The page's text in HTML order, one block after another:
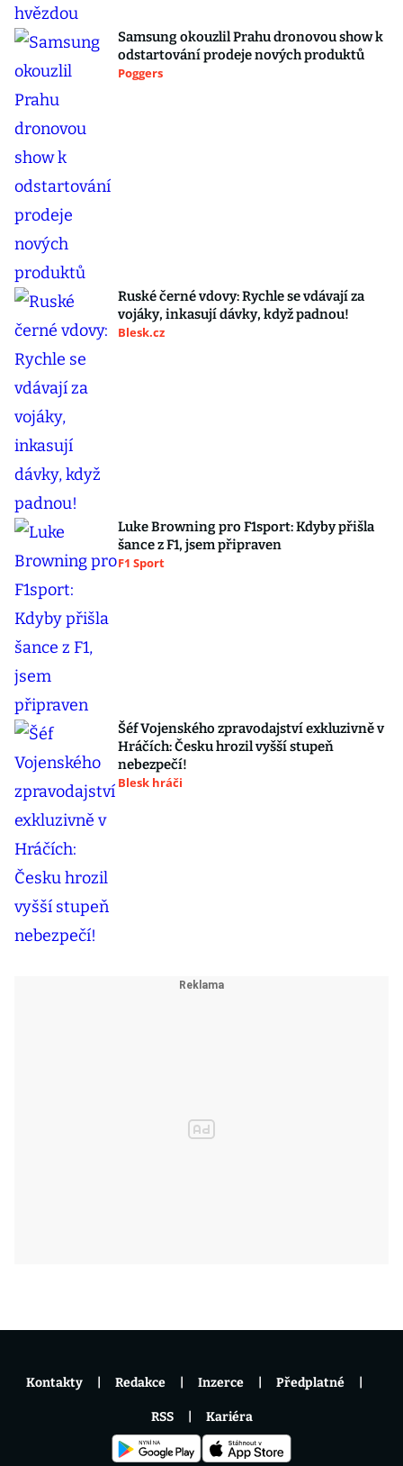
Samsung okouzlil Prahu dronovou show k
odstartování prodeje nových produktů
Poggers
Ruské černé vdovy: Rychle se vdávají za
vojáky, inkasují dávky, když padnou!
Blesk.cz
Luke Browning pro F1sport: Kdyby přišla
šance z F1, jsem připraven
F1 Sport
Šéf Vojenského zpravodajství exkluzivně v
Hráčích: Česku hrozil vyšší stupeň
nebezpečí!
Blesk hráči
Kontakty Redakce Inzerce Předplatné
RSS Kariéra